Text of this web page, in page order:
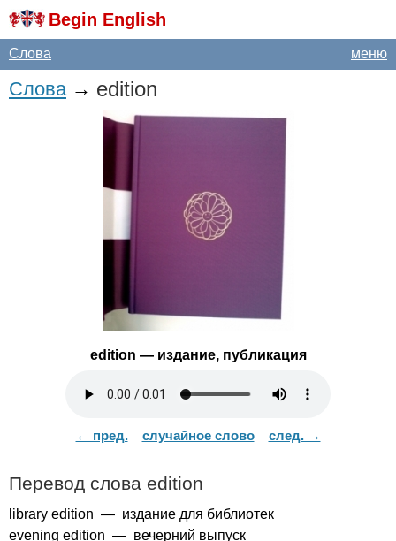
Begin English
меню
Слова
Слова→ edition
edition — издание, публикация
← пред. случайное слово след. →
Перевод слова edition
library edition — издание для библиотек
evening edition — вечерний выпуск